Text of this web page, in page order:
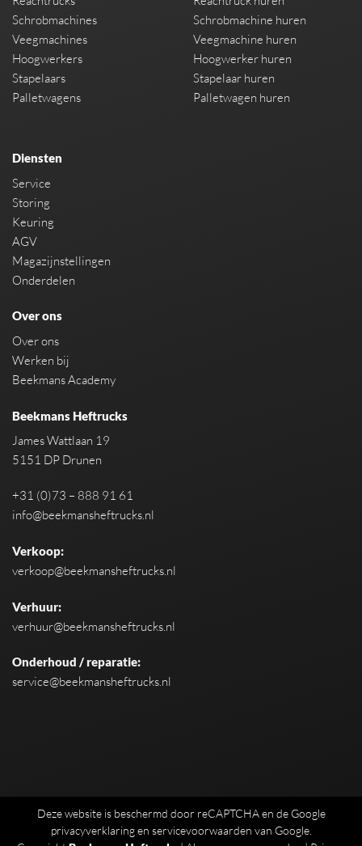
Schrobmachines
Veegmachines
Hoogwerkers
Stapelaars
Palletwagens
Schrobmachine huren
Veegmachine huren
Hoogwerker huren
Stapelaar huren
Palletwagen huren
Diensten
Service
Storing
Keuring
AGV
Magazijnstellingen
Onderdelen
Over ons
Over ons
Werken bij
Beekmans Academy
Beekmans Heftrucks
James Wattlaan 19
5151 DP Drunen
+31 (0)73 – 888 91 61
info@beekmansheftrucks.nl
Verkoop:
verkoop@beekmansheftrucks.nl
Verhuur:
verhuur@beekmansheftrucks.nl
Onderhoud / reparatie:
service@beekmansheftrucks.nl
Deze website is beschermd door reCAPTCHA en de Google
privacyverklaringen servicevoorwaarden van Google.